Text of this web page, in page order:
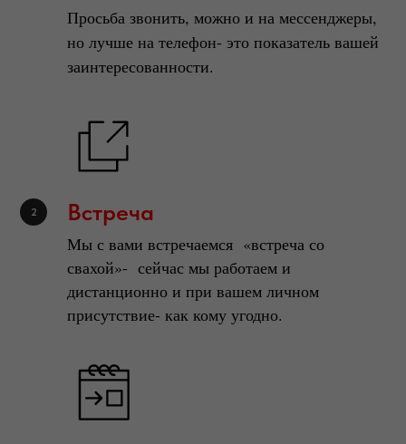
Просьба звонить, можно и на мессенджеры,
но лучше на телефон- это показатель вашей
заинтересованности.
Встреча
Мы с вами встречаемся «встреча со
свахой»- сейчас мы работаем и
дистанционно и при вашем личном
присутствие- как кому угодно.